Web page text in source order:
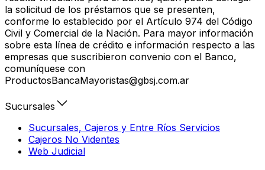
la solicitud de los préstamos que se presenten,
conforme lo establecido por el Artículo 974 del Código
Civil y Comercial de la Nación. Para mayor información
sobre esta línea de crédito e información respecto a las
empresas que suscribieron convenio con el Banco,
comuníquese con
ProductosBancaMayoristas@gbsj.com.ar
Sucursales
Sucursales, Cajeros y Entre Ríos Servicios
Cajeros No Videntes
Web Judicial